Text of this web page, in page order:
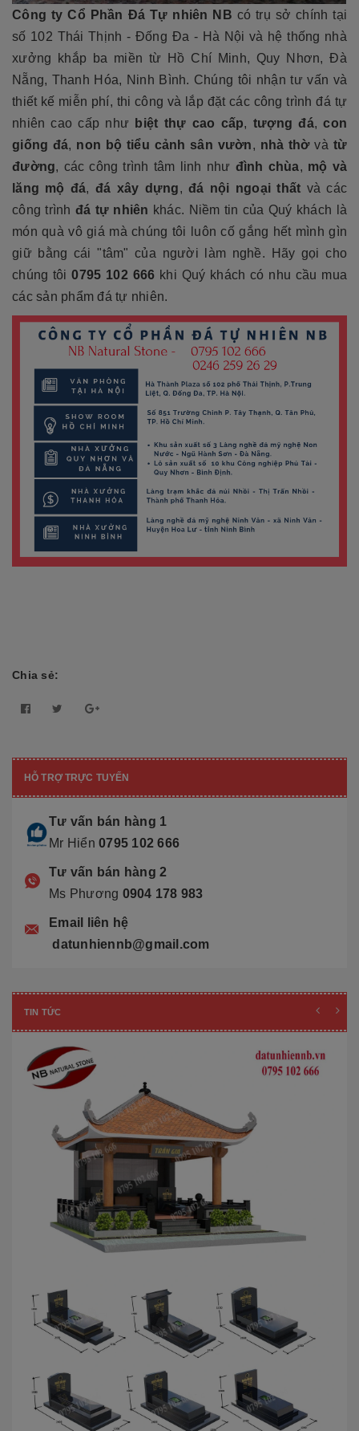
Công ty Cổ Phần Đá Tự nhiên NB có trụ sở chính tại
số 102 Thái Thịnh - Đống Đa - Hà Nội và hệ thống nhà
xưởng khắp ba miền từ Hồ Chí Minh, Quy Nhơn, Đà
Nẵng, Thanh Hóa, Ninh Bình. Chúng tôi nhận tư vấn và
thiết kế miễn phí, thi công và lắp đặt các công trình đá tự
nhiên cao cấp như
biệt thự cao cấp, tượng đá,con
giống đá, non bộ tiểu cảnh sân vườn, nhà thờvà từ
đường, các công trình tâm linh như đình chùa, mộ và
lăng mộ đá, đá xây dựng,đá nội ngoại thất và các
công trình đá tự nhiên khác. Niềm tin của Quý khách là
món quà vô giá mà chúng tôi luôn cố gắng hết mình gìn
giữ bằng cái "tâm" của người làm nghề. Hãy gọi cho
chúng tôi 0795 102 666 khi Quý khách có nhu cầu mua
các sản phẩm đá tự nhiên.
Chia sẻ:
HỖ TRỢ TRỰC TUYẾN
Tư vấn bán hàng 1
Mr Hiển 0795 102 666
Tư vấn bán hàng 2
Ms Phương 0904 178 983
Email liên hệ
datunhiennb@gmail.com
TIN TỨC